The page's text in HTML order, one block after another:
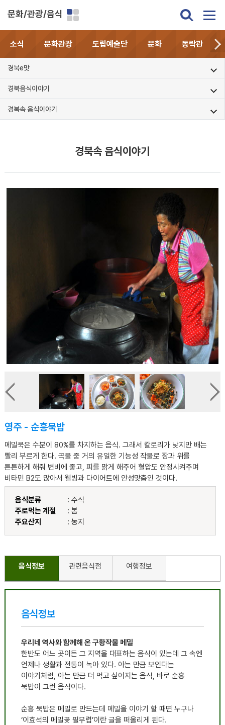
문화/관광/음식
소식 문화관광 도립예술단 문화 동락관
경북e맛
경북음식이야기
경북속 음식이야기
경북속 음식이야기
영주 - 순흥묵밥
메밀묵은 수분이 80%를 차지하는 음식. 그래서 칼로리가 낮지만 배는
빨리 부르게 한다. 곡물 중 거의 유일한 기능성 작물로 장과 위를
튼튼하게 해줘 변비에 좋고, 피를 맑게 해주어 혈압도 안정시켜주며
비타민 B2도 많아서 웰빙과 다이어트에 안성맞춤인 것이다.
음식분류
: 주식
주로먹는 계절
: 봄
주요산지
: 농지
음식정보 관련음식점 여행정보
음식정보
우리네 역사와 함께해 온 구황작물 메밀
한반도 어느 곳이든 그 지역을 대표하는 음식이 있는데 그 속엔
언제나 생활과 전통이 녹아 있다. 아는 만큼 보인다는
이야기처럼 아는 만큼 더 먹고 싶어지는 음식
바로 순흥
묵밥이 그런 음식이다.
순흥 묵밥은 메밀로 만드는데 메밀을 이야기 할 때면 누구나
‘이효석의 메밀꽃 필무렵’이란 글을 떠올리게 된다.